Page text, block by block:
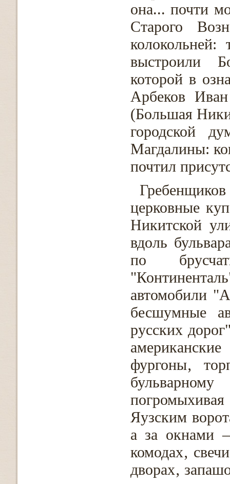
она... почти
Старого
колокольней:
выстроили
которой в
Арбеков
(Большая
городской
Магдалины:
почтил
церковные
Никитской
вдоль
по
автомобили
бесшумные
русских
фургоны‚
Яузским
а за окнами
комодах‚
дворах‚